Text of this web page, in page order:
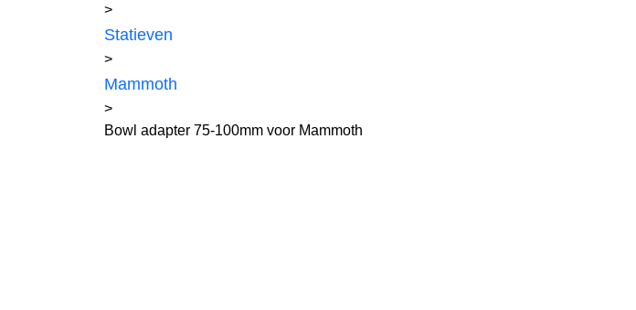
>
Statieven
>
Mammoth
>
Bowl adapter 75-100mm voor Mammoth